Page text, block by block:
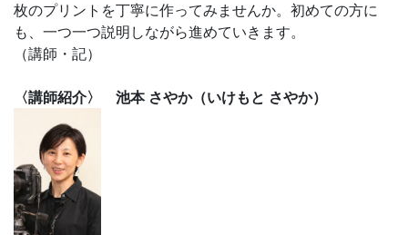
枚のプリントを丁寧に作ってみませんか。初めての方に
も、一つ一つ説明しながら進めていきます。
（講師・記）
〈講師紹介〉 池本 さやか（いけもと さやか）